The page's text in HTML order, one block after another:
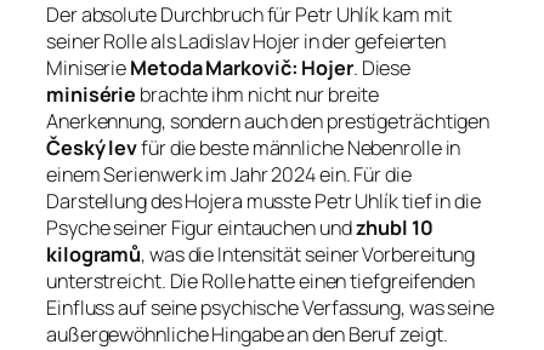
Der absolute Durchbruch für Petr Uhlík kam mit
seiner Rolle als Ladislav Hojer in der gefeierten
MiniserieMetoda Markovič: Hojer. Diese
minisérie brachte ihm nicht nur breite
Anerkennung, sondern auch den prestigeträchtigen
Český levfür die beste männliche Nebenrolle in
einem Serienwerk im Jahr 2024 ein. Für die
Darstellung des Hojera musste Petr Uhlík tief in die
Psyche seiner Figur eintauchen undzhubl 10
kilogramů, was die Intensität seiner Vorbereitung
unterstreicht. Die Rolle hatte einen tiefgreifenden
Einfluss auf seine psychische Verfassung, was seine
außergewöhnliche Hingabe an den Beruf zeigt.